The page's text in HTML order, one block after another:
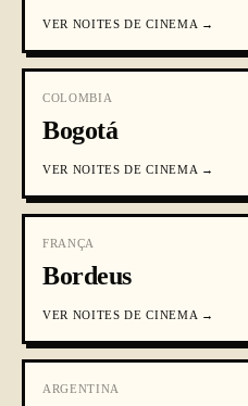
VER NOITES DE CINEMA →
COLOMBIA
Bogotá
VER NOITES DE CINEMA →
FRANÇA
Bordeus
VER NOITES DE CINEMA →
ARGENTINA